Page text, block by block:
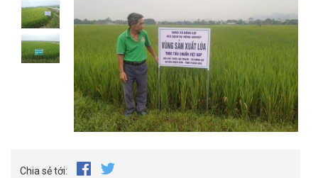
Chia sẻ tới: